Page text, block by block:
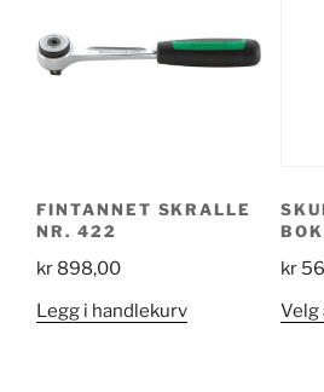
FINTANNET SKRALLE
NR. 422
kr 898,00
Legg i handlekurv
kr
Velg